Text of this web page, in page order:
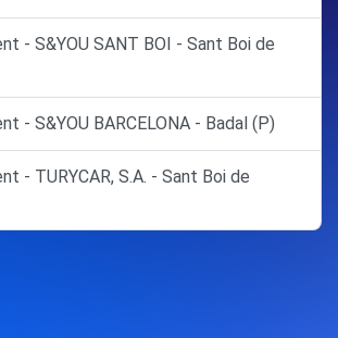
- S&YOU SANT BOI - Sant Boi de
- S&YOU BARCELONA - Badal (P)
- TURYCAR, S.A. - Sant Boi de